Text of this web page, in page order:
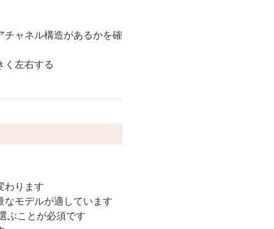
ャネル構造があるかを確
く左右する
わります
モデルが適しています
ぶことが必須です